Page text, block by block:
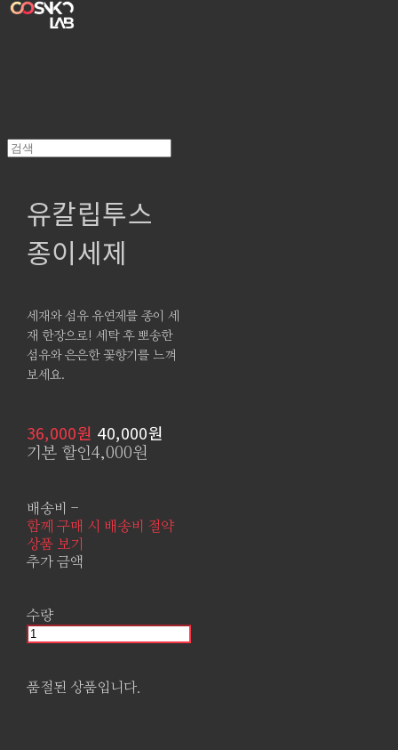
유칼립투스
종이세제
세재와 섬유 유연제를 종이 세
재 한장으로! 세탁 후 뽀송한
섬유와 은은한 꽃향기를 느껴
보세요.
36,000원 40,000원
기본 할인4,000원
배송비 -
함께 구매 시 배송비 절약
상품 보기
추가 금액
수량
품절된 상품입니다.